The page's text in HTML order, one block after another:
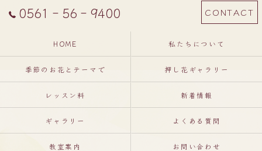
0561‐56‐9400 CONTACT
HOME 私たちについて
季節のお花とテーマで 押し花ギャラリー
レッスン料 新着情報
ギャラリー よくある質問
教室案内 お問い合わせ